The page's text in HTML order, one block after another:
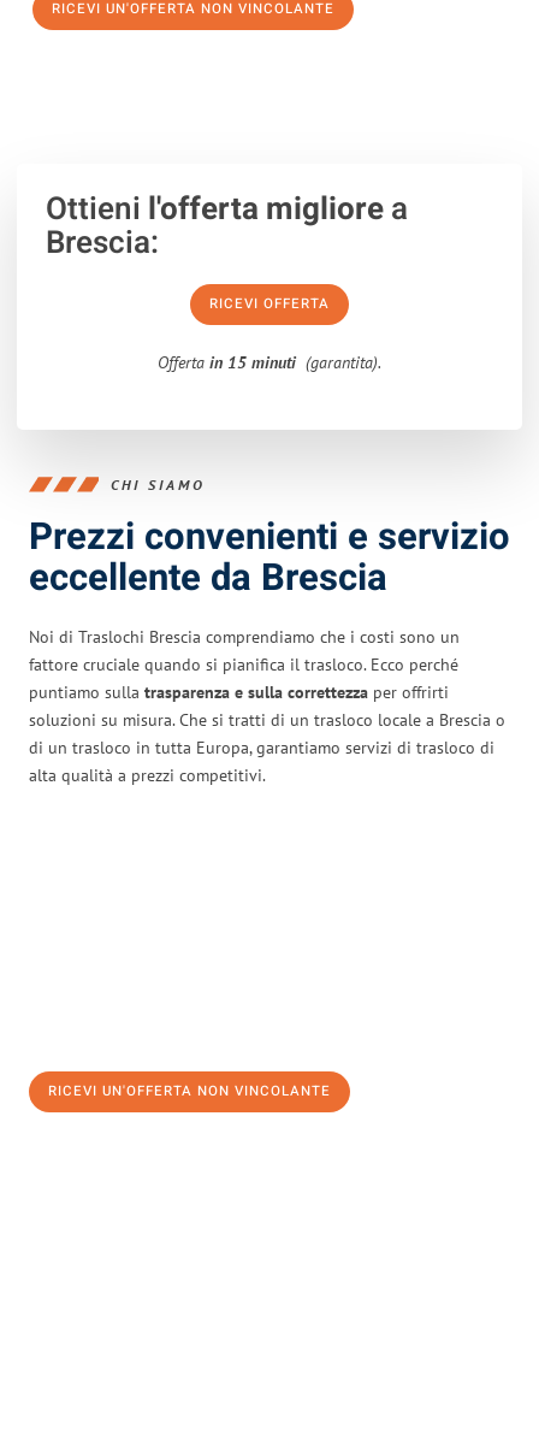
RICEVI UN'OFFERTA NON VINCOLANTE
Ottieni l'offerta migliorea
Brescia:
RICEVI OFFERTA
Offerta in 15 minuti (garantita).
CHI SIAMO
Prezzi convenienti e servizio
eccellente da Brescia
Noi di Traslochi Brescia comprendiamo che i costi sono un
fattore cruciale quando si pianifica il trasloco. Ecco perché
puntiamo sulla trasparenza e sulla correttezza per offrirti
soluzioni su misura. Che si tratti di un trasloco locale a Brescia o
di un trasloco in tutta Europa, garantiamo servizi di trasloco di
alta qualità a prezzi competitivi.
RICEVI UN'OFFERTA NON VINCOLANTE